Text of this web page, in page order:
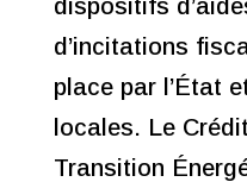
dispositifs
d’incitations
place par l’État
locales. Le
Transition